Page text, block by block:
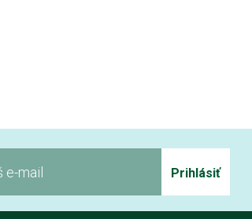
Prihlásiť